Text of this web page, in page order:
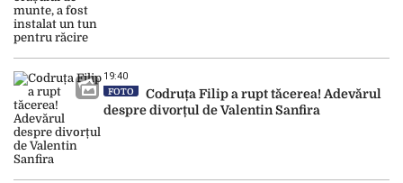
19:40
FOTO
Codruța Filip a rupt tăcerea! Adevărul
despre divorțul de Valentin Sanfira